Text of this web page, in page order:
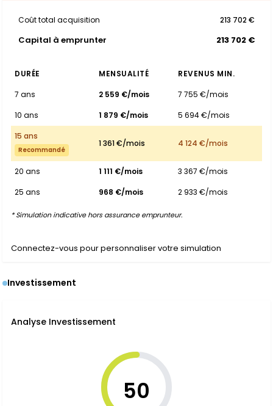
Coût total acquisition 213 702 €
Capital à emprunter 213 702 €
DURÉE MENSUALITÉ
REVENUS MIN.
7 ans
2 559 €/mois
7 755 €/mois
10 ans
1 879 €/mois
5 694 €/mois
15 ans
Recommandé
1 361 €/mois 4 124 €/mois
20 ans 1 111 €/mois
3 367 €/mois
25 ans
968 €/mois 2 933 €/mois
* Simulation indicative hors assurance emprunteur.
Connectez-vous pour personnaliser votre simulation
Investissement
Analyse Investissement
50